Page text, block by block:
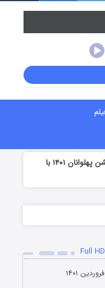
دانلود انیمیشن پهلوانان ۱۴۰۱ با